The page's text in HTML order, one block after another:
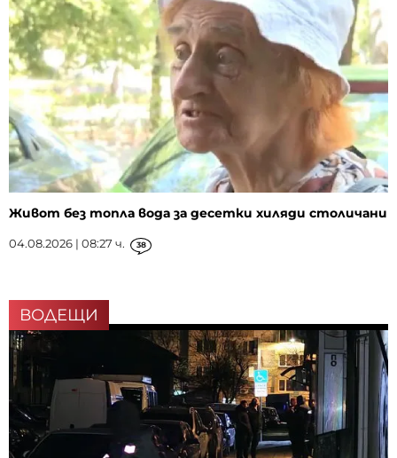
Живот без топла вода за десетки хиляди столичани
04.08.2026 | 08:27 ч. 38
ВОДЕЩИ